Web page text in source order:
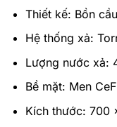
Thiết kế: Bồn
Hệ thống xả:
Lượng nước xả:
Bề mặt: Men
Kích thước: 700